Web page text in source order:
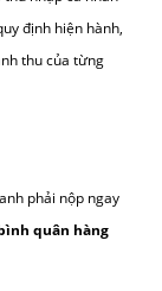
gồm:
thuế thu nhập cá
theo quy định hiện